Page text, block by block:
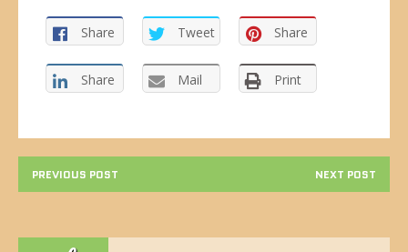
Share Tweet Share
Share Mail Print
PREVIOUS POST NEXT POST